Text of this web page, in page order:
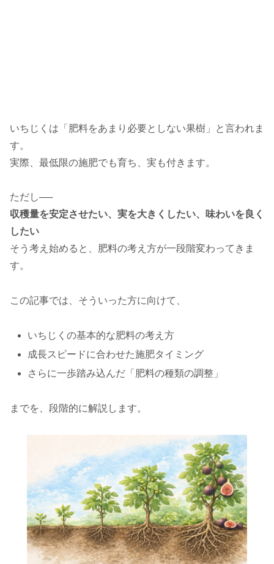
いちじくは「肥料をあまり必要としない果樹」と言われま
す。
実際、最低限の施肥でも育ち、実も付きます。
ただし──
収穫量を安定させたい、実を大きくしたい、味わいを良く
したい
そう考え始めると、肥料の考え方が一段階変わってきま
す。
この記事では、そういった方に向けて、
いちじくの基本的な肥料の考え方
成長スピードに合わせた施肥タイミング
さらに一歩踏み込んだ「肥料の種類の調整」
までを、段階的に解説します。